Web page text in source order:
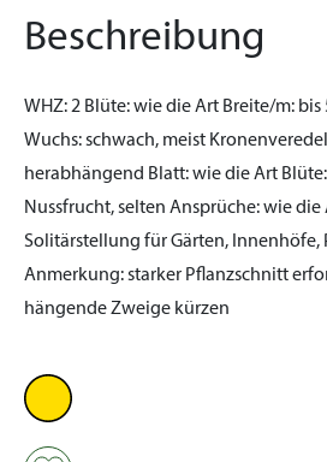
Beschreibung
WHZ:2 Blüte:wie die Art Breite/m: bis
Wuchs:schwach, meist
herabhängend Blatt:wie die Art Blüte:
Nussfrucht, selten Ansprüche:wie die
Solitärstellung für Gärten, Innenhöfe,
Anmerkung:starker Pflanzschnitt
hängende Zweige kürzen